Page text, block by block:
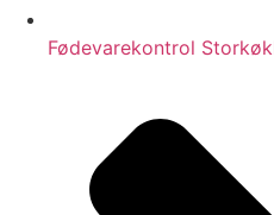
Fødevarekontrol